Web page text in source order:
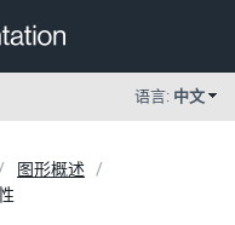
语言: 中文
图形概述